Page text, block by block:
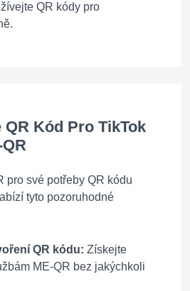
QR kódy pro
Kód Pro TikTok
pro své potřeby QR kódu
tyto pozoruhodné
QR kódu: Získejte
ME-QR bez jakýchkoli